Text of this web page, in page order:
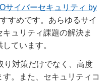
サイバーセキュリティ by
すめです。あらゆるサイ
ュリティ課題の解決ま
ています。
り対策だけでなく、高度
。また、セキュリティコ